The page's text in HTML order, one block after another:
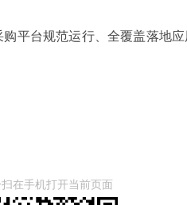
平台规范运行、全覆盖落地
在手机打开当前页面